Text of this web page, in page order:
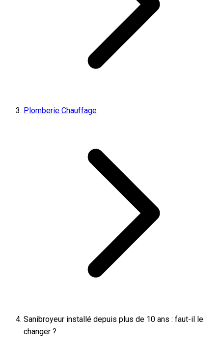
Plomberie Chauffage
Sanibroyeur installé depuis plus de 10 ans : faut-il le
changer ?